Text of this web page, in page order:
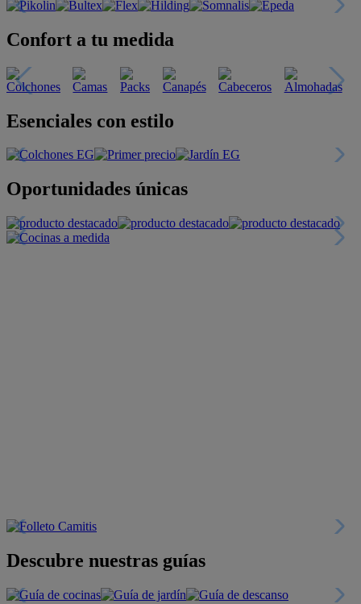
Confort a tu medida
Esenciales con estilo
Oportunidades únicas
Descubre nuestras guías